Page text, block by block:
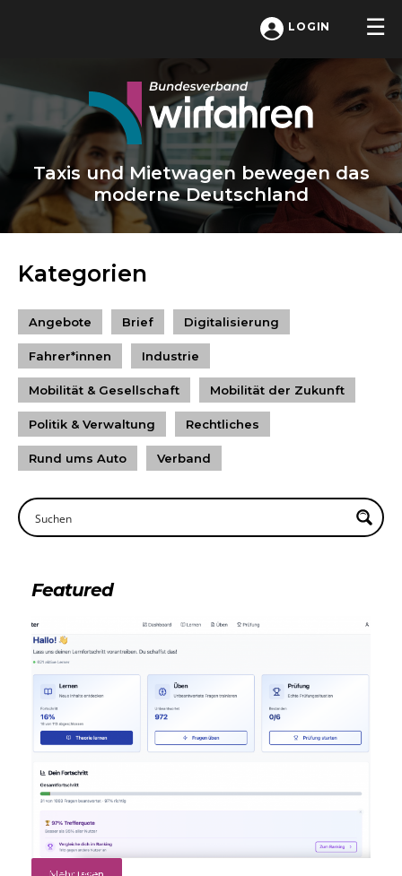
LOGIN
Taxis und Mietwagen bewegen das
moderne Deutschland
Kategorien
Angebote Brief Digitalisierung
Fahrer*innen Industrie
Mobilität & Gesellschaft Mobilität der Zukunft
Politik & Verwaltung Rechtliches
Rund ums Auto Verband
Featured